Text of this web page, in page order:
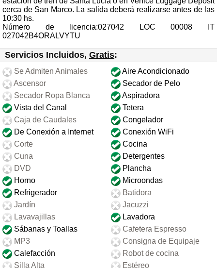
cerca de San Marco. La salida deberá realizarse antes de las
10:30 hs.
Número de licencia:027042 LOC 00008 IT
027042B4ORALVYTU
Servicios Incluidos, Gratis:
Se Admiten Animales
Aire Acondicionado
Ascensor
Secador de Pelo
Secador Ropa Blanca
Aspiradora
Vista del Canal
Tetera
Caja de Caudales
Congelador
De Conexión a Internet
Conexión WiFi
Corte
Cocina
Cuna
Detergentes
DVD
Plancha
Horno
Microondas
Refrigerador
Batidora
Jardín
Jacuzzi
Lavavajillas
Lavadora
Sábanas y Toallas
Cafetera Espresso
MP3
Consigna de Equipaje
Calefacción
Robot de cocina
Silla Alta
Estéreo